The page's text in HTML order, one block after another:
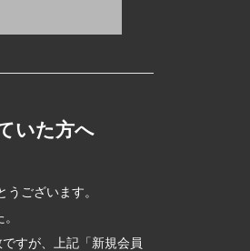
いた方へ
ございます。
すが、上記「新規会員